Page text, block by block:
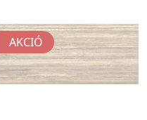
AKCIÓ